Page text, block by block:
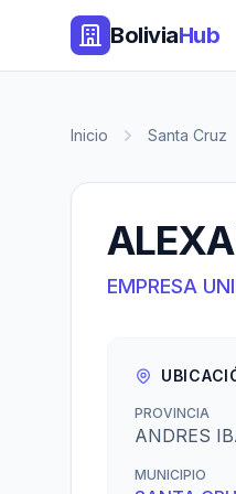
BoliviaHub
Inicio Santa Cruz
EMPRESA
PROVINCIA
ANDRES
MUNICIPIO